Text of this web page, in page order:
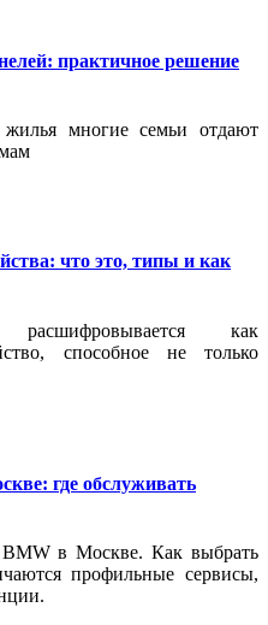
практичное решение
многие семьи отдают
что это, типы и как
как
способное не только
где обслуживать
в Москве. Как выбрать
профильные сервисы,